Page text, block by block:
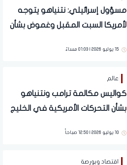
مسؤول إسرائيلي: نتنياهو يتوجه
لأمريكا السبت المقبل وغموض بشأن
15 يوليو 2026 | 01:03 مساءً
عالم
كواليس مكالمة ترامب ونتنياهو
بشأن التحركات الأمريكية في الخليج
10 يوليو 2026 | 12:50 صباحاً
اقتصاد وبورصة